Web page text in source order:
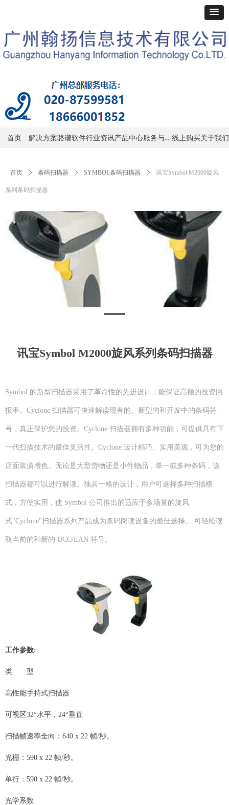
首页 解决方案骆谱软件行业资讯产品中心 服务与支持 线上购买关于我们
首页 ꄲ 条码扫描器 ꄲ SYMBOL条码扫描器 ꄲ 讯宝Symbol M2000旋风
系列条码扫描器
讯宝Symbol M2000旋风系列条码扫描器
Symbol 的新型扫描器采用了革命性的先进设计，能保证高额的投资回
报率。Cyclone 扫描器可快速解读现有的、新型的和开发中的条码符
号，真正保护您的投资。Cyclone 扫描器拥有多种功能，可提供具有下
一代扫描技术的最佳灵活性。Cyclone 设计精巧、实用美观，可为您的
店面装潢增色。无论是大型货物还是小件物品，单一或多种条码，该
扫描器都可以进行解读。独具一格的设计，用户可选择多种扫描模
式，方便实用，使 Symbol 公司推出的适应于多场景的旋风
式"Cyclone"扫描器系列产品成为条码阅读设备的最佳选择。 可轻松读
取当前的和新的 UCC/EAN 符号。
工作参数:
类 型
高性能手持式扫描器
可视区32°水平，24°垂直
扫描帧速率全向：640 x 22 帧/秒。
光栅：590 x 22 帧/秒。
单行：590 x 22 帧/秒。
光学系数